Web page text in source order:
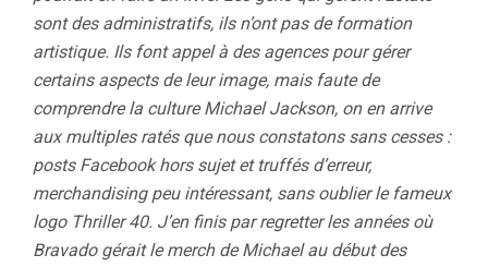
sont des administratifs, ils n’ont pas de formation
artistique. Ils font appel à des agences pour gérer
certains aspects de leur image, mais faute de
comprendre la culture Michael Jackson, on en arrive
aux multiples ratés que nous constatons sans cesses :
posts Facebook hors sujet et truffés d’erreur,
merchandising peu intéressant, sans oublier le fameux
logo Thriller 40. J’en finis par regretter les années où
Bravado gérait le merch de Michael au début des